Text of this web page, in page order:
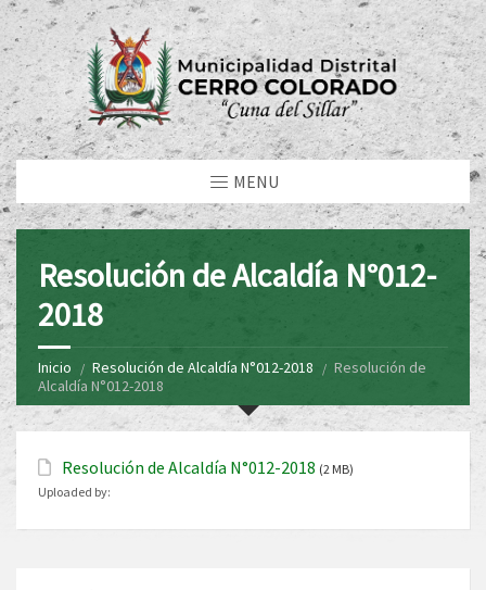
MENU
Resolución de Alcaldía N°012-
2018
Inicio Resolución de Alcaldía N°012-2018
Resolución de
Alcaldía N°012-2018
Resolución de Alcaldía N°012-2018 (2 MB)
Uploaded by: